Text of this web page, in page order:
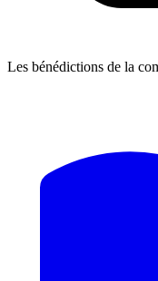
Les bénédictions de la